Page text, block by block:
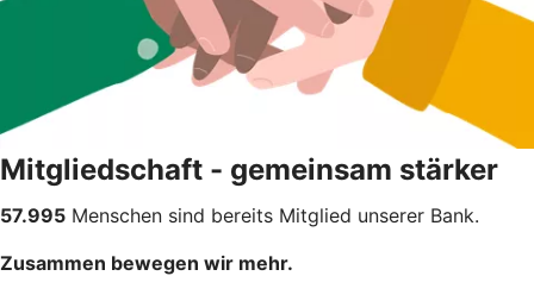
Mitgliedschaft - gemeinsam stärker
57.995 Menschen sind bereits Mitglied unserer Bank.
Zusammen bewegen wir mehr.